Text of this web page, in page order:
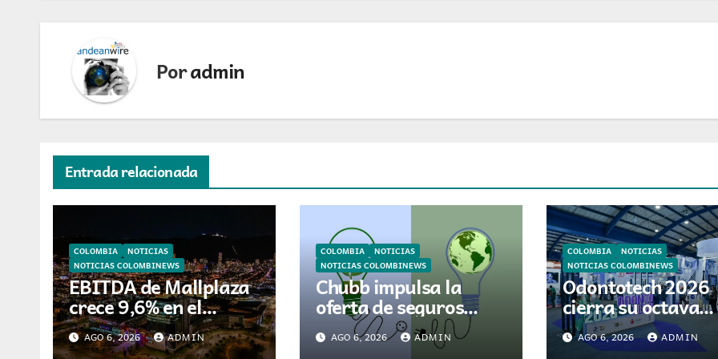
Poradmin
Entrada relacionada
COLOMBIA
NOTICIAS
NOTICIAS COLOMBINEWS
EBITDA de Mallplaza
crece 9,6% en el
segundo trimestre
mientras avanza en
AGO 6, 2026 ADMIN
COLOMBIA
NOTICIAS
NOTICIAS COLOMBINEWS
Chubb impulsa la
oferta de seguros
para el sector de
energías renovables
AGO 6, 2026 ADMIN
COLOMBIA
NOTICIAS
NOTICIAS COLOMBINEWS
Odontotech 2026
cierra su octava
edición con más
mil visitantes
AGO 6, 2026 ADMIN